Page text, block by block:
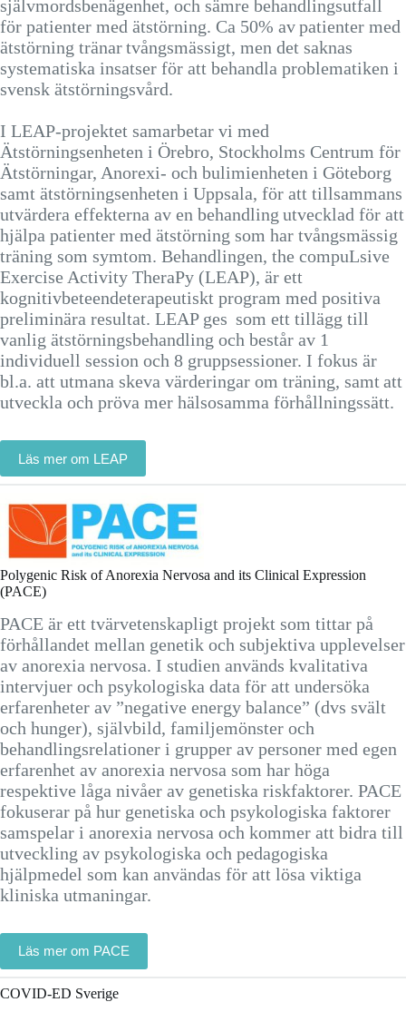
självmordsbenägenhet, och sämre behandlingsutfall
för patienter med ätstörning. Ca 50% av patienter med
ätstörning tränar tvångsmässigt, men det saknas
systematiska insatser för att behandla problematiken i
svensk ätstörningsvård.
I LEAP-projektet samarbetar vi med
Ätstörningsenheten i Örebro, Stockholms Centrum för
Ätstörningar, Anorexi- och bulimienheten i Göteborg
samt ätstörningsenheten i Uppsala, för att tillsammans
utvärdera effekterna av en behandling utvecklad för att
hjälpa patienter med ätstörning som har tvångsmässig
träning som symtom. Behandlingen, the compuLsive
Exercise Activity TheraPy (LEAP), är ett
kognitivbeteendeterapeutiskt program med positiva
preliminära resultat. LEAP ges som ett tillägg till
vanlig ätstörningsbehandling och består av 1
individuell session och 8 gruppsessioner. I fokus är
bl.a. att utmana skeva värderingar om träning, samt att
utveckla och pröva mer hälsosamma förhållningssätt.
Läs mer om LEAP
Polygenic Risk of Anorexia Nervosa and its Clinical Expression
(PACE)
PACE är ett tvärvetenskapligt projekt som tittar på
förhållandet mellan genetik och subjektiva upplevelser
av anorexia nervosa. I studien används kvalitativa
intervjuer och psykologiska data för att undersöka
erfarenheter av ”negative energy balance” (dvs svält
och hunger), självbild, familjemönster och
behandlingsrelationer i grupper av personer med egen
erfarenhet av anorexia nervosa som har höga
respektive låga nivåer av genetiska riskfaktorer. PACE
fokuserar på hur genetiska och psykologiska faktorer
samspelar i anorexia nervosa och kommer att bidra till
utveckling av psykologiska och pedagogiska
hjälpmedel som kan användas för att lösa viktiga
kliniska utmaningar.
Läs mer om PACE
COVID-ED Sverige